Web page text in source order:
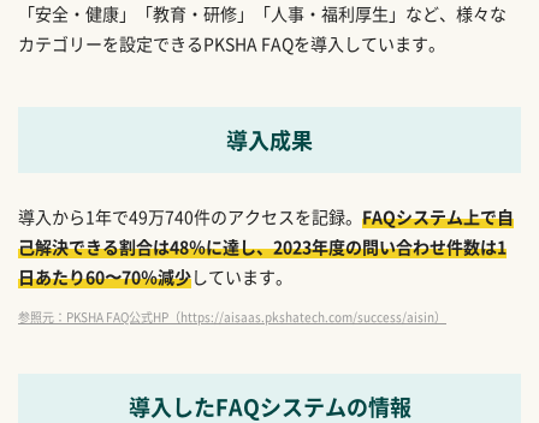
「安全・健康」「教育・研修」「人事・福利厚生」など、様々な
カテゴリーを設定できるPKSHA FAQを導入しています。
導入成果
導入から1年で49万740件のアクセスを記録。 FAQシステム上で自
己解決できる割合は48％に達し、2023年度の問い合わせ件数は1
日あたり60〜70％減少しています。
参照元：PKSHA FAQ公式HP（https://aisaas.pkshatech.com/success/aisin）
導入したFAQシステムの情報